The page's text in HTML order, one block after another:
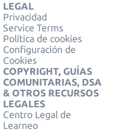
LEGAL
Privacidad
Service Terms
Política de cookies
Configuración de
Cookies
COPYRIGHT, GUÍAS
COMUNITARIAS, DSA
& OTROS RECURSOS
LEGALES
Centro Legal de
Learneo